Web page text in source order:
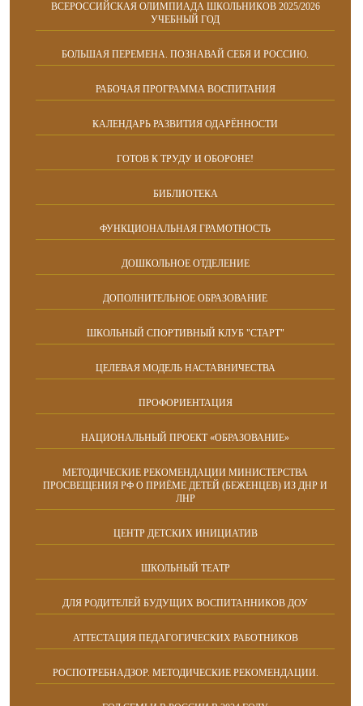
ВСЕРОССИЙСКАЯ ОЛИМПИАДА ШКОЛЬНИКОВ 2025/2026
УЧЕБНЫЙ ГОД
БОЛЬШАЯ ПЕРЕМЕНА. ПОЗНАВАЙ СЕБЯ И РОССИЮ.
РАБОЧАЯ ПРОГРАММА ВОСПИТАНИЯ
КАЛЕНДАРЬ РАЗВИТИЯ ОДАРЁННОСТИ
ГОТОВ К ТРУДУ И ОБОРОНЕ!
БИБЛИОТЕКА
ФУНКЦИОНАЛЬНАЯ ГРАМОТНОСТЬ
ДОШКОЛЬНОЕ ОТДЕЛЕНИЕ
ДОПОЛНИТЕЛЬНОЕ ОБРАЗОВАНИЕ
ШКОЛЬНЫЙ СПОРТИВНЫЙ КЛУБ "СТАРТ"
ЦЕЛЕВАЯ МОДЕЛЬ НАСТАВНИЧЕСТВА
ПРОФОРИЕНТАЦИЯ
НАЦИОНАЛЬНЫЙ ПРОЕКТ «ОБРАЗОВАНИЕ»
МЕТОДИЧЕСКИЕ РЕКОМЕНДАЦИИ МИНИСТЕРСТВА
ПРОСВЕЩЕНИЯ РФ О ПРИЁМЕ ДЕТЕЙ (БЕЖЕНЦЕВ) ИЗ ДНР И
ЛНР
ЦЕНТР ДЕТСКИХ ИНИЦИАТИВ
ШКОЛЬНЫЙ ТЕАТР
ДЛЯ РОДИТЕЛЕЙ БУДУЩИХ ВОСПИТАННИКОВ ДОУ
АТТЕСТАЦИЯ ПЕДАГОГИЧЕСКИХ РАБОТНИКОВ
РОСПОТРЕБНАДЗОР. МЕТОДИЧЕСКИЕ РЕКОМЕНДАЦИИ.